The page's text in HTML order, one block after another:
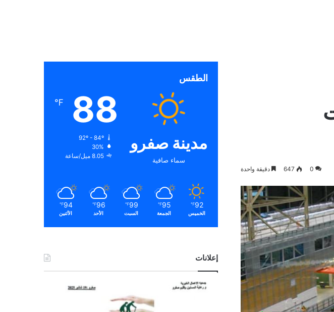
0
647 دقيقة واحدة
الطقس
مدينة صفرو
سماء صافية
88
℉
92º - 84º
30%
8.05 ميل/ساعة
92
℉
الخميس
95
℉
الجمعة
99
℉
السبت
96
℉
الأحد
94
℉
الأثنين
إعلانات